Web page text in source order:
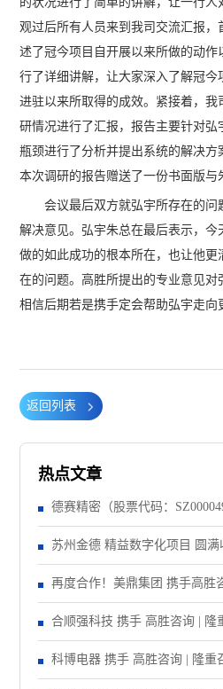
观过后所有人员来到我司交流汇报，
述了冠今项目自开展以来所做的动
行了详细讲解，让大家深入了解冠今
进驻以来所取得的成效。紧接着，我
研情况进行了汇报，报告主要针对弘
瓶颈进行了分析并提出系统的解决
本次调研的报告赠送了一份书面版与
会议最后双方就弘宇所存在的问
解决意见。弘宇朱总在最后表示，
做的如此成功的根本所在，也让他
在的问题。高胜所提出的专业意见对
相信后期若是携手定会帮助弘宇走向
返回列表
热点文章
德赛精密（股票代码：
精益注塑项目！
苏州金德 精益数字化项目 圆满
再度合作！美鼎集团 携手高胜
合顺强科技 携手 高胜咨询 | 隆
大会！
科博电器 携手 高胜咨询 | 隆重